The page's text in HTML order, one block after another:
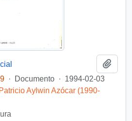
· Documento · 1994-02-03
Aylwin Azócar (1990-